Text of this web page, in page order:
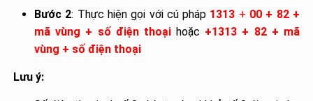
Bước 2: Thực hiện gọi với cú pháp 1313 + 00 + 82 +
mã vùng + số điện thoại hoặc +1313 + 82 + mã
vùng + số điện thoại
Lưu ý: